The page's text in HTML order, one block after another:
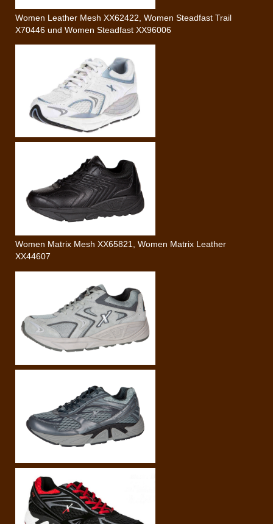
Women Leather Mesh XX62422, Women Steadfast Trail
X70446 und Women Steadfast XX96006
Women Matrix Mesh XX65821, Women Matrix Leather
XX44607